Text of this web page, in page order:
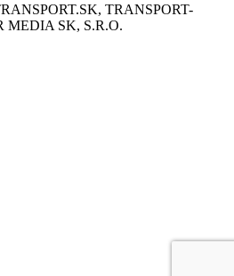
TRANSPORT-
SK, S.R.O.